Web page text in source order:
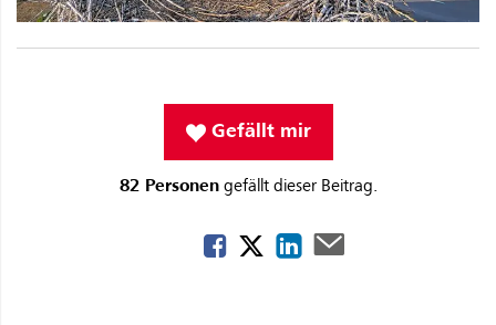
Gefällt mir
82 Personengefällt dieser Beitrag.